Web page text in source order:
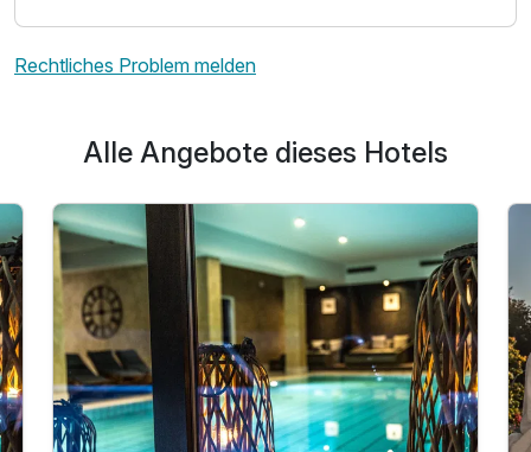
Rechtliches Problem melden
Alle Angebote dieses Hotels